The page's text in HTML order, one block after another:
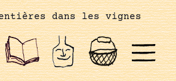
dans les vignes